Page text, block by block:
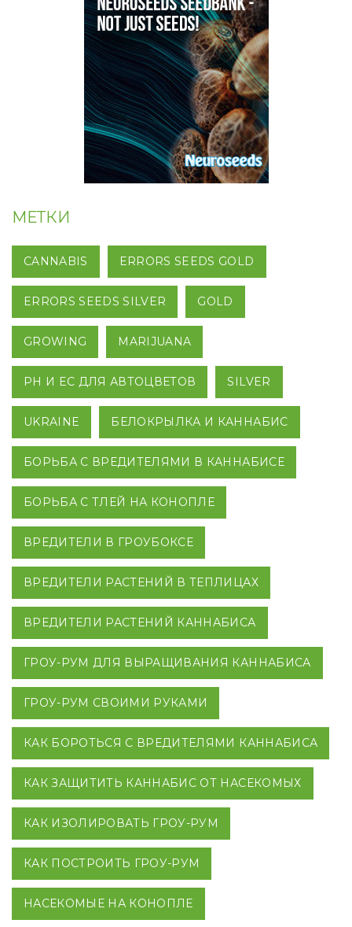
МЕТКИ
CANNABIS ERRORS SEEDS GOLD
ERRORS SEEDS SILVER GOLD
GROWING MARIJUANA
PH И EC ДЛЯ АВТОЦВЕТОВ SILVER
UKRAINE БЕЛОКРЫЛКА И КАННАБИС
БОРЬБА С ВРЕДИТЕЛЯМИ В КАННАБИСЕ
БОРЬБА С ТЛЕЙ НА КОНОПЛЕ
ВРЕДИТЕЛИ В ГРОУБОКСЕ
ВРЕДИТЕЛИ РАСТЕНИЙ В ТЕПЛИЦАХ
ВРЕДИТЕЛИ РАСТЕНИЙ КАННАБИСА
ГРОУ-РУМ ДЛЯ ВЫРАЩИВАНИЯ КАННАБИСА
ГРОУ-РУМ СВОИМИ РУКАМИ
КАК БОРОТЬСЯ С ВРЕДИТЕЛЯМИ КАННАБИСА
КАК ЗАЩИТИТЬ КАННАБИС ОТ НАСЕКОМЫХ
КАК ИЗОЛИРОВАТЬ ГРОУ-РУМ
КАК ПОСТРОИТЬ ГРОУ-РУМ
НАСЕКОМЫЕ НА КОНОПЛЕ